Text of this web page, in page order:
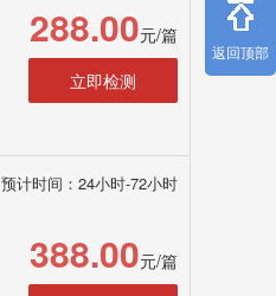
288.00元/篇
立即检测
预计时间：24小时-72小时
388.00元/篇
返回顶部